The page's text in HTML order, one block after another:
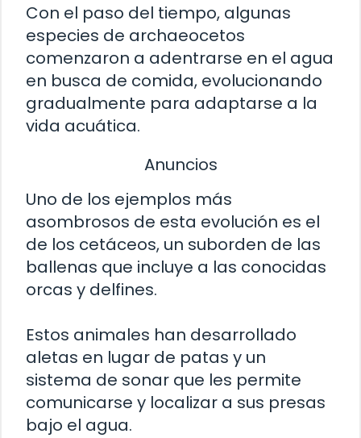
Con el paso del tiempo, algunas
especies de archaeocetos
comenzaron a adentrarse en el agua
en busca de comida, evolucionando
gradualmente para adaptarse a la
vida acuática.
Anuncios
Uno de los ejemplos más
asombrosos de esta evolución es el
de los cetáceos, un suborden de las
ballenas que incluye a las conocidas
orcas y delfines.
Estos animales han desarrollado
aletas en lugar de patas y un
sistema de sonar que les permite
comunicarse y localizar a sus presas
bajo el agua.